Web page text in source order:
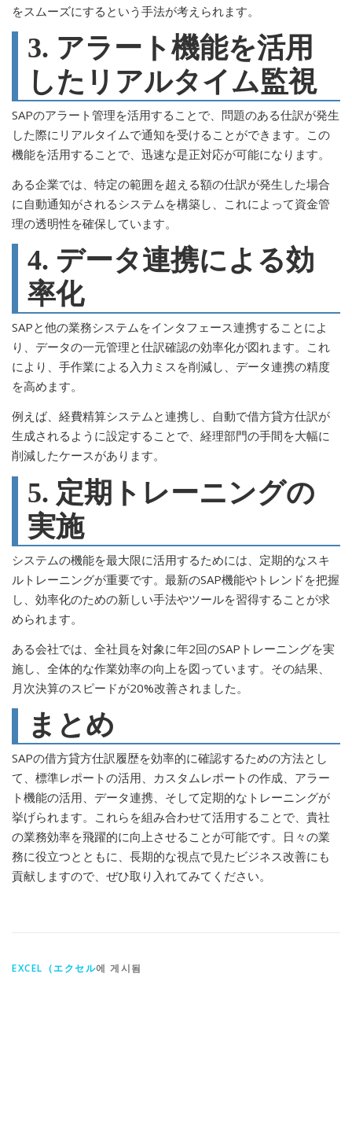
をスムーズにするという手法が考えられます。
3. アラート機能を活用
したリアルタイム監視
SAPのアラート管理を活用することで、問題のある仕訳が発生
した際にリアルタイムで通知を受けることができます。この
機能を活用することで、迅速な是正対応が可能になります。
ある企業では、特定の範囲を超える額の仕訳が発生した場合
に自動通知がされるシステムを構築し、これによって資金管
理の透明性を確保しています。
4. データ連携による効
率化
SAPと他の業務システムをインタフェース連携することによ
り、データの一元管理と仕訳確認の効率化が図れます。これ
により、手作業による入力ミスを削減し、データ連携の精度
を高めます。
例えば、経費精算システムと連携し、自動で借方貸方仕訳が
生成されるように設定することで、経理部門の手間を大幅に
削減したケースがあります。
5. 定期トレーニングの
実施
システムの機能を最大限に活用するためには、定期的なスキ
ルトレーニングが重要です。最新のSAP機能やトレンドを把握
し、効率化のための新しい手法やツールを習得することが求
められます。
ある会社では、全社員を対象に年2回のSAPトレーニングを実
施し、全体的な作業効率の向上を図っています。その結果、
月次決算のスピードが20%改善されました。
まとめ
SAPの借方貸方仕訳履歴を効率的に確認するための方法とし
て、標準レポートの活用、カスタムレポートの作成、アラー
ト機能の活用、データ連携、そして定期的なトレーニングが
挙げられます。これらを組み合わせて活用することで、貴社
の業務効率を飛躍的に向上させることが可能です。日々の業
務に役立つとともに、長期的な視点で見たビジネス改善にも
貢献しますので、ぜひ取り入れてみてください。
EXCEL（エクセル에 게시됨